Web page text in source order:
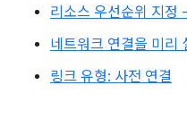
리소스 우선순위 지정
네트워크 연결을 미리
링크 유형: 사전 연결